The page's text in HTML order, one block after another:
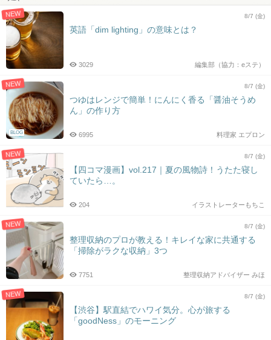
NEW 8/7 (金)
英語「dim lighting」の意味とは？
編集部（協力：eステ）
3029
NEW
BLOG
8/7 (金)
つゆはレンジで簡単！にんにく香る「醤油そうめ
ん」の作り方
料理家 エプロン
6995
NEW 8/7 (金)
【四コマ漫画】vol.217｜夏の風物詩！うたた寝し
ていたら…。
イラストレーターもちこ
204
NEW 8/7 (金)
整理収納のプロが教える！キレイな家に共通する
「掃除がラクな収納」3つ
整理収納アドバイザー みほ
7751
NEW 8/7 (金)
【渋谷】駅直結でハワイ気分。心が旅する
「goodNess」のモーニング